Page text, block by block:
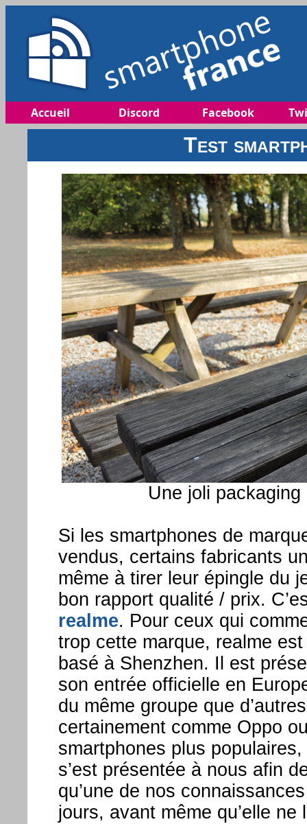
Accueil Discord Facebook
Test
Une joli
Si les smartphones de
vendus, certains fabricants
même à tirer leur épingle du
bon rapport qualité / prix.
realme. Pour ceux qui
trop cette marque, realme
basé à Shenzhen. Il est
son entrée officielle en
du même groupe que
certainement comme Oppo
smartphones plus
s’est présentée à nous afin
qu’une de nos
jours, avant même qu’elle ne